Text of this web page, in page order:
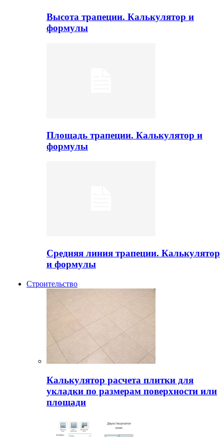
Высота трапеции. Калькулятор и
формулы
Площадь трапеции. Калькулятор и
формулы
Средняя линия трапеции. Калькулятор
и формулы
Строительство
Калькулятор расчета плитки для
укладки по размерам поверхности или
площади